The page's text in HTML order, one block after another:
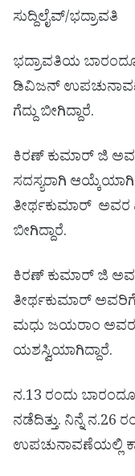
ಸುದ್ದಿಲೈವ್/ಭದ್ರಾವತಿ
ಭದ್ರಾವತಿಯ
ಡಿವಿಜನ್
ಗೆದ್ದು ಬೀಗಿದ್ದಾರೆ.
ಕಿರಣ್ ಕುಮಾರ್ ಜಿ
ಸದಸ್ಯರಾಗಿ
ತೀರ್ಥಕುಮಾರ್ ಅವರ
ಬೀಗಿದ್ದಾರೆ.
ಕಿರಣ್ ಕುಮಾರ್ ಜಿ
ತೀರ್ಥಕುಮಾರ್
ಮಧು ಜಯರಾಂ
ಯಶಸ್ವಿಯಾಗಿದ್ದಾರೆ.
ನ.13 ರಂದು
ನಡೆದಿತ್ತು. ನಿನ್ನೆ
ಉಪಚುನಾವಣೆಯಲ್ಲಿ